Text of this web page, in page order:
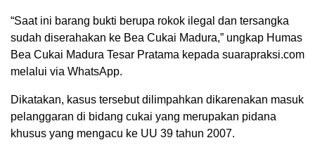
“Saat ini barang bukti berupa rokok ilegal dan tersangka
sudah diserahakan ke Bea Cukai Madura,” ungkap Humas
Bea Cukai Madura Tesar Pratama kepada suarapraksi.com
melalui via WhatsApp.
Dikatakan, kasus tersebut dilimpahkan dikarenakan masuk
pelanggaran di bidang cukai yang merupakan pidana
khusus yang mengacu ke UU 39 tahun 2007.